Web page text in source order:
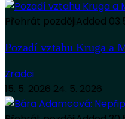
Přehrát pozdějiAdded
Pozadí vztahu Kruga a
Zradci
15. 5. 2026 24. 5. 2026